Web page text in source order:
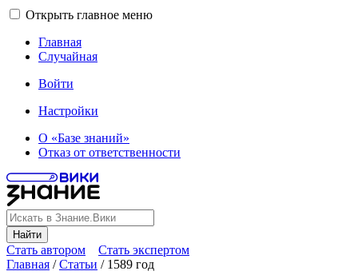
Открыть главное меню
Главная
Случайная
Войти
Настройки
О «Базе знаний»
Отказ от ответственности
Найти
Стать автором
Стать экспертом
Главная /Статьи / 1589 год